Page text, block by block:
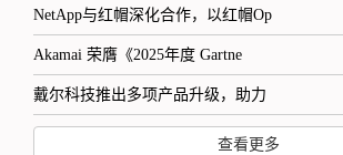
NetApp与红帽深化合作，以红帽Op
Akamai 荣膺《2025年度 Gartne
戴尔科技推出多项产品升级，助力
查看更多